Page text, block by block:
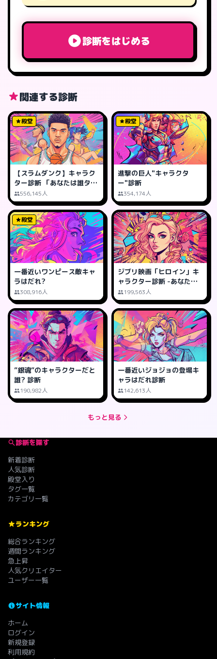
診断をはじめる
関連する診断
殿堂
【スラムダンク】キャラク
ター診断 「あなたは誰タイ
プ?」
556,145人
殿堂
進撃の巨人"キャラクタ
ー"診断
354,174人
殿堂
一番近いワンピース敵キャ
ラはだれ?
308,916人
ジブリ映画「ヒロイン」キ
ャラクター診断 -あなたは
誰タイプ?
199,563人
”銀魂”のキャラクターだと
誰? 診断
190,982人
一番近いジョジョの登場キ
ャラはだれ診断
142,613人
もっと見る
診断を探す
新着診断
人気診断
殿堂入り
タグ一覧
カテゴリ一覧
ランキング
総合ランキング
週間ランキング
急上昇
人気クリエイター
ユーザー一覧
サイト情報
ホーム
ログイン
新規登録
利用規約